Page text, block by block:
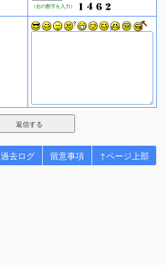
（右の数字を入力）
過去ログ 留意事項 ↑ページ上部